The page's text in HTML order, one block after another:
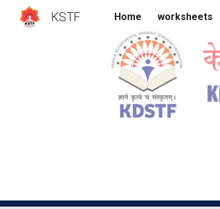
KSTF Home worksheets